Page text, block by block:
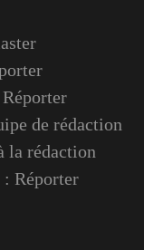
de rédaction
la rédaction
: Réporter